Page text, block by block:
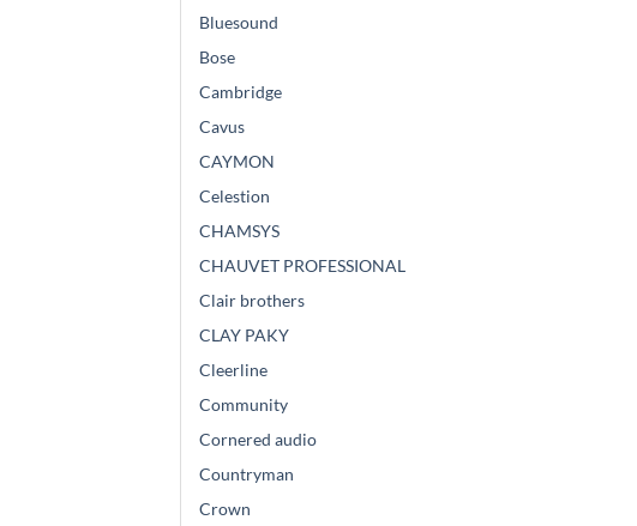
Bluesound
Bose
Cambridge
Cavus
CAYMON
Celestion
CHAMSYS
CHAUVET PROFESSIONAL
Clair brothers
CLAY PAKY
Cleerline
Community
Cornered audio
Countryman
Crown